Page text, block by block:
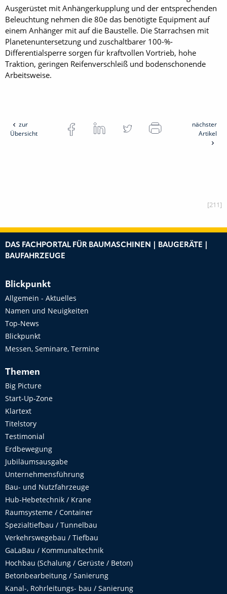
Ausgerüstet mit Anhängerkupplung und der entsprechenden
Beleuchtung nehmen die 80e das benötigte Equipment auf
einem Anhänger mit auf die Baustelle. Die Starrachsen mit
Planetenuntersetzung und zuschaltbarer 100-%-
Differentialsperre sorgen für kraftvollen Vortrieb, hohe
Traktion, geringen Reifenverschleiß und bodenschonende
Arbeitsweise.
zur
Übersicht
nächster
Artikel
[211]
DAS FACHPORTAL FÜR BAUMASCHINEN | BAUGERÄTE |
BAUFAHRZEUGE
Blickpunkt
Allgemein - Aktuelles
Namen und Neuigkeiten
Top-News
Blickpunkt
Messen, Seminare, Termine
Themen
Big Picture
Start-Up-Zone
Klartext
Titelstory
Testimonial
Erdbewegung
Jubiläumsausgabe
Unternehmensführung
Bau- und Nutzfahrzeuge
Hub-Hebetechnik / Krane
Raumsysteme / Container
Spezialtiefbau / Tunnelbau
Verkehrswegebau / Tiefbau
GaLaBau / Kommunaltechnik
Hochbau (Schalung / Gerüste / Beton)
Betonbearbeitung / Sanierung
Kanal-, Rohrleitungs- bau / Sanierung